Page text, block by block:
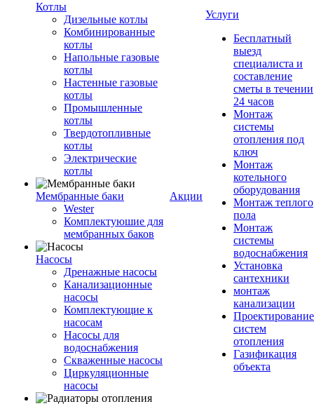
Котлы
Дизельные котлы
Комбинированные
котлы
Напольные газовые
котлы
Настенные газовые
котлы
Промышленные
котлы
Твердотопливные
котлы
Электрические
котлы
Мембранные баки
Wester
Комплектуюшие для
мембранных баков
Насосы
Дренажные насосы
Канализационные
насосы
Комплектующие к
насосам
Насосы для
водоснабжения
Скваженные насосы
Циркуляционные
насосы
Акции
Услуги
Бесплатный
выезд
специалиста и
составление
сметы в течении
24 часов
Монтаж
системы
отопления под
ключ
Монтаж
котельного
оборудования
Монтаж теплого
пола
Монтаж
системы
водоснабжения
Установка
сантехники
монтаж
канализации
Проектирование
систем
отопления
Газификация
объекта